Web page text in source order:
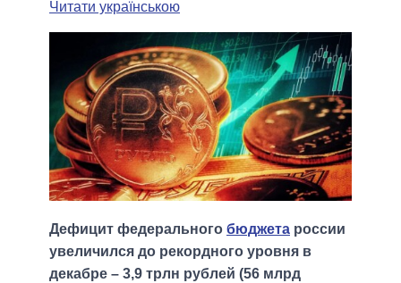
Читати українською
Дефицит федерального бюджета россии
увеличился до рекордного уровня в
декабре – 3,9 трлн рублей (56 млрд